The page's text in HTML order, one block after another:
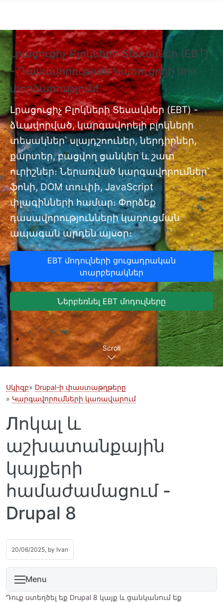
Լրացուցիչ Բլոկների Տեսակներ (EBT)
- Դասավորության Կառուցողի նոր
փորձառություն❗
Լրացուցիչ Բլոկների Տեսակներ (EBT) -
ձևավորված, կարգավորելի բլոկների
տեսակներ՝ սլայդշոուներ, ներդիրներ,
քարտեր, բացվող ցանկեր և շատ
ուրիշներ։ Ներառված կարգավորումներ՝
ֆոնի, DOM տուփի, JavaScript
փլագինների համար։ Փորձեք
դասավորությունների կառուցման
ապագան արդեն այսօր։
EBT մոդուլների ցուցադրական
տարբերակներ
Ներբեռնել EBT մոդուլները
Scroll
Սկիզբ
Drupal-ի փաստաթղթերը
Կարգավորումների կառավարում
Лոկալ և
աշխատանքային
կայքերի
համաժամացում -
Drupal 8
20/06/2025, by Ivan
Menu
Դուք ստեղծել եք Drupal 8 կայք և ցանկանում եք